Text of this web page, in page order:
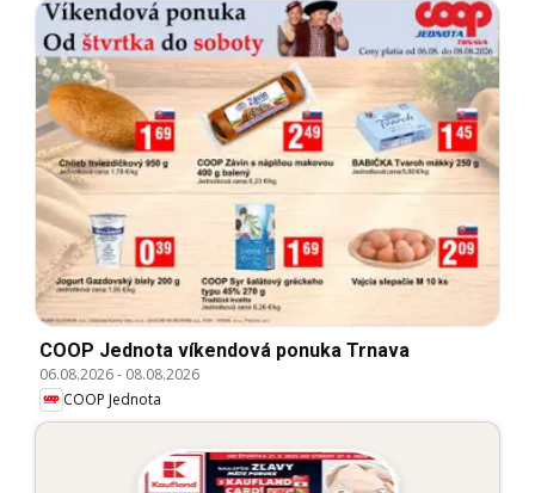
COOP Jednota víkendová ponuka Trnava
06.08.2026- 08.08.2026
COOP Jednota